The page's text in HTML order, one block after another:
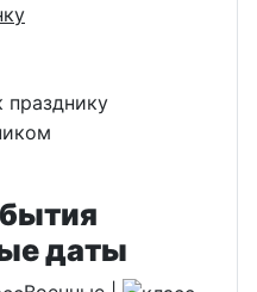
даты